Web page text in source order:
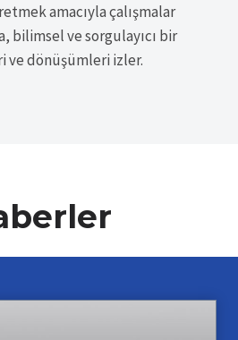
amacıyla çalışmalar
bilimsel ve sorgulayıcı bir
dönüşümleri izler.